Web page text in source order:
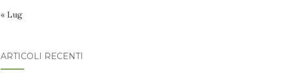
« Lug
ARTICOLI RECENTI